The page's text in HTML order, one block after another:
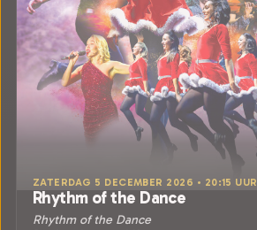
ZATERDAG 5 DECEMBER 2026 • 20:15 UUR
Rhythm of the Dance
Rhythm of the Dance